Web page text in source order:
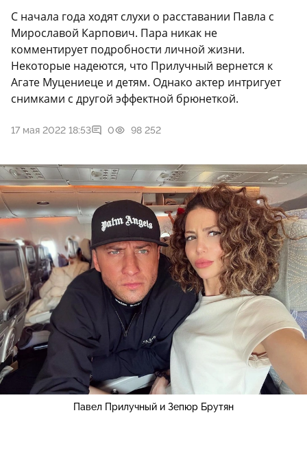
С начала года ходят слухи о расставании Павла с
Мирославой Карпович. Пара никак не
комментирует подробности личной жизни.
Некоторые надеются, что Прилучный вернется к
Агате Муцениеце и детям. Однако актер интригует
снимками с другой эффектной брюнеткой.
17 мая 2022 18:53 0 98 252
Павел Прилучный и Зепюр Брутян